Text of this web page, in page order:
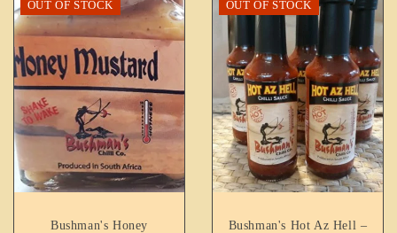
OUT OF STOCK
Bushman's Honey
OUT OF STOCK
Bushman's Hot Az Hell –